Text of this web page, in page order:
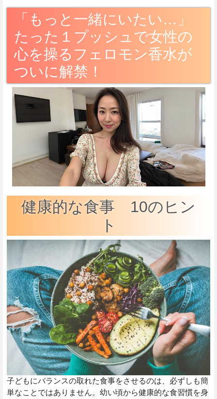
「もっと一緒にいたい…」
たった１プッシュで女性の
心を操るフェロモン香水が
ついに解禁！
健康的な食事 10のヒン
ト
子どもにバランスの取れた食事をさせるのは、必ずしも簡
単なことではありません。幼い頃から健康的な食習慣を身